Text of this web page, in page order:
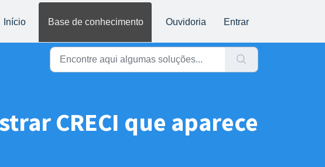
Início Base de conhecimento Ouvidoria Entrar
CRECI que aparece